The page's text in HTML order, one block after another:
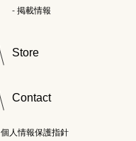
掲載情報
Store
Contact
個人情報保護指針